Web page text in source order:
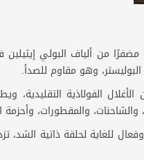
الفولاذية
والشاحنات، والمقطورات،
للغاية لحلقة ذاتية الشد،